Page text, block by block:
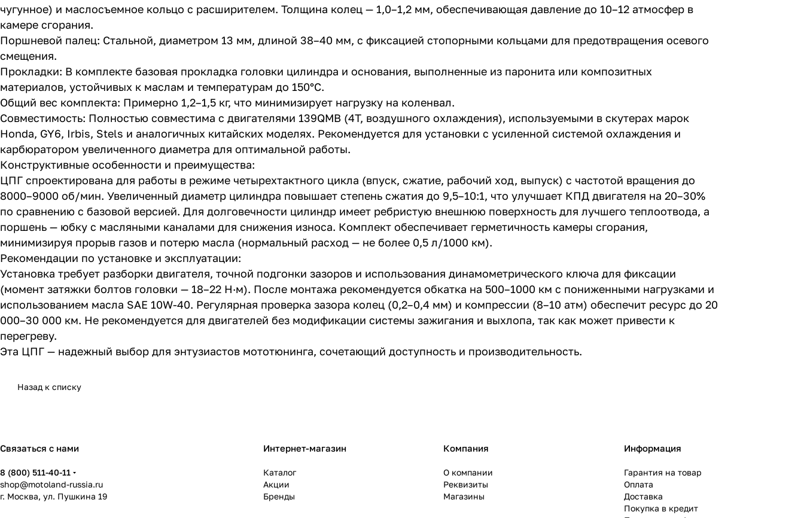
чугунное) и маслосъемное кольцо с расширителем. Толщина колец — 1,0–1,2 мм, обеспечивающая давление до 10–12 атмосфер в
камере сгорания.
Поршневой палец: Стальной, диаметром 13 мм, длиной 38–40 мм, с фиксацией стопорными кольцами для предотвращения осевого
смещения.
Прокладки: В комплекте базовая прокладка головки цилиндра и основания, выполненные из паронита или композитных
материалов, устойчивых к маслам и температурам до 150°C.
Общий вес комплекта: Примерно 1,2–1,5 кг, что минимизирует нагрузку на коленвал.
Совместимость: Полностью совместима с двигателями 139QMB (4T, воздушного охлаждения), используемыми в скутерах марок
Honda, GY6, Irbis, Stels и аналогичных китайских моделях. Рекомендуется для установки с усиленной системой охлаждения и
карбюратором увеличенного диаметра для оптимальной работы.
Конструктивные особенности и преимущества:
ЦПГ спроектирована для работы в режиме четырехтактного цикла (впуск, сжатие, рабочий ход, выпуск) с частотой вращения до
8000–9000 об/мин. Увеличенный диаметр цилиндра повышает степень сжатия до 9,5–10:1, что улучшает КПД двигателя на 20–30%
по сравнению с базовой версией. Для долговечности цилиндр имеет ребристую внешнюю поверхность для лучшего теплоотвода, а
поршень — юбку с масляными каналами для снижения износа. Комплект обеспечивает герметичность камеры сгорания,
минимизируя прорыв газов и потерю масла (нормальный расход — не более 0,5 л/1000 км).
Рекомендации по установке и эксплуатации:
Установка требует разборки двигателя, точной подгонки зазоров и использования динамометрического ключа для фиксации
(момент затяжки болтов головки — 18–22 Н·м). После монтажа рекомендуется обкатка на 500–1000 км с пониженными нагрузками и
использованием масла SAE 10W-40. Регулярная проверка зазора колец (0,2–0,4 мм) и компрессии (8–10 атм) обеспечит ресурс до 20
000–30 000 км. Не рекомендуется для двигателей без модификации системы зажигания и выхлопа, так как может привести к
перегреву.
Эта ЦПГ — надежный выбор для энтузиастов мототюнинга, сочетающий доступность и производительность.
Назад к списку
Связаться с нами
8 (800) 511-40-11
shop@motoland-russia.ru
г. Москва, ул. Пушкина 19
Интернет-магазин
Каталог
Акции
Бренды
Компания
О компании
Реквизиты
Магазины
Информация
Гарантия на товар
Оплата
Доставка
Покупка в кредит